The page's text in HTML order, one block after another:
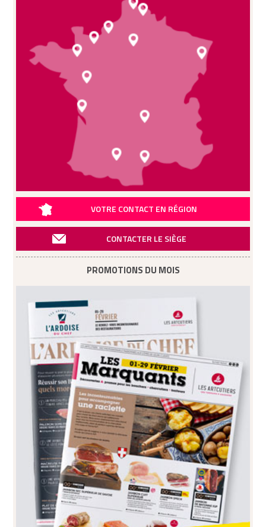
VOTRE CONTACT EN RÉGION
CONTACTER LE SIÈGE
PROMOTIONS DU MOIS